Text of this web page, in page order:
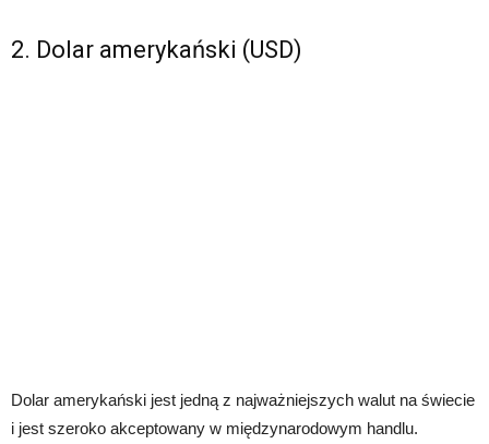
2. Dolar amerykański (USD)
Dolar amerykański jest jedną z najważniejszych walut na świecie
i jest szeroko akceptowany w międzynarodowym handlu.